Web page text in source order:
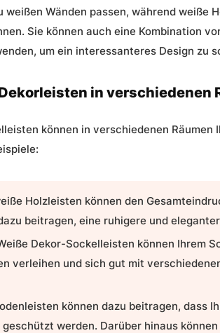
weißen Wänden passen, während weiße
Sie können auch eine Kombination
um ein interessanteres Design zu
in verschiedenen
können in verschiedenen Räumen
Holzleisten können den
beitragen, eine ruhigere und
Dekor-Sockelleisten können Ihrem
verleihen und sich gut mit
können dazu beitragen, dass
werden. Darüber hinaus